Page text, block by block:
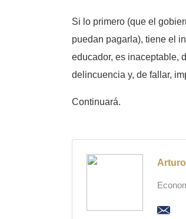
Si lo primero (que el
puedan pagarla), tiene el
educador, es inaceptable,
delincuencia y, de fallar,
Continuará.